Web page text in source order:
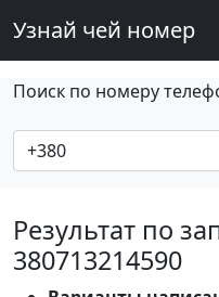
Узнай чей номер
Поиск по номеру
Результат по
380713214590